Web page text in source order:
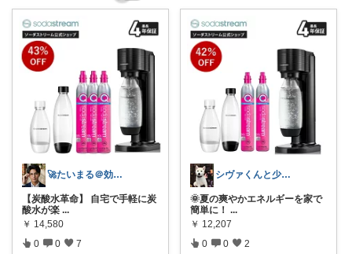
🚀たいまる＠効率至上主義のセレクトニキ
【炭酸水革命】 自宅で手軽に炭
酸水が楽 ...
￥ 14,580
0 0 7
シヴァくんと少佐のROOM
🌞夏の爽やかエネルギーを家で
簡単に！ ...
￥ 12,207
0 0 2